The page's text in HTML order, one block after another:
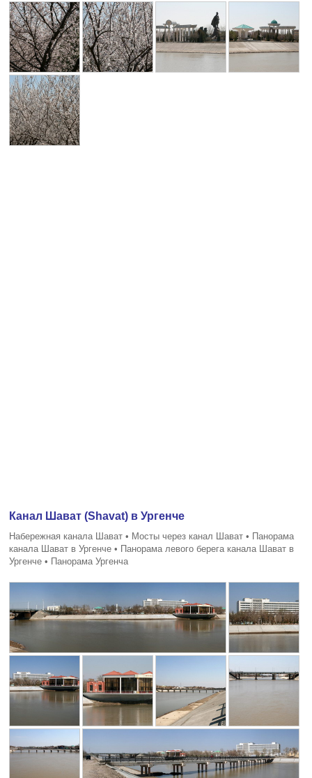
Канал Шават (Shavat) в Ургенче
Набережная канала Шават • Мосты через канал Шават • Панорама
канала Шават в Ургенче • Панорама левого берега канала Шават в
Ургенче • Панорама Ургенча